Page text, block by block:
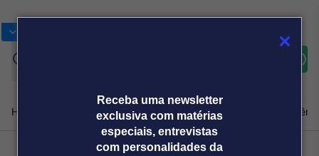
Receba uma newsletter
exclusiva com matérias
especiais, entrevistas
com personalidades da
Home Produtos e soluçõesNotíciasBlogWeekend